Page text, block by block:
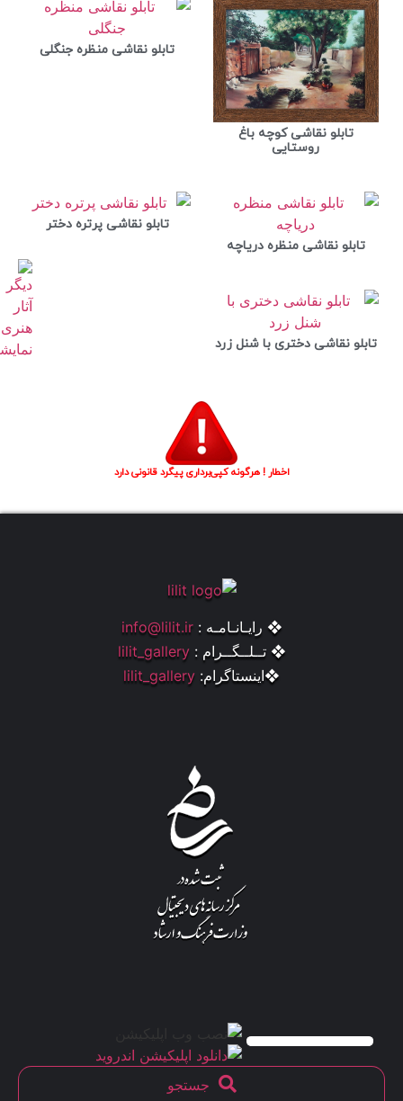
تابلو نقاشی کوچه باغ
روستایی
تابلو نقاشی منظره جنگلی
تابلو نقاشی منظره دریاچه
تابلو نقاشی پرتره دختر
تابلو نقاشی دختری با شنل زرد
اخطار ! هرگونه کپی‌برداری پیگرد قانونی دارد
❖ رایـانـامـه : info@lilit.ir
❖ تــلــگــرام : lilit_gallery
❖اینستاگرام: lilit_gallery
جستجو